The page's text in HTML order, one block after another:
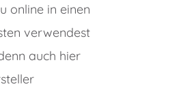
online in einen
verwendest
auch hier